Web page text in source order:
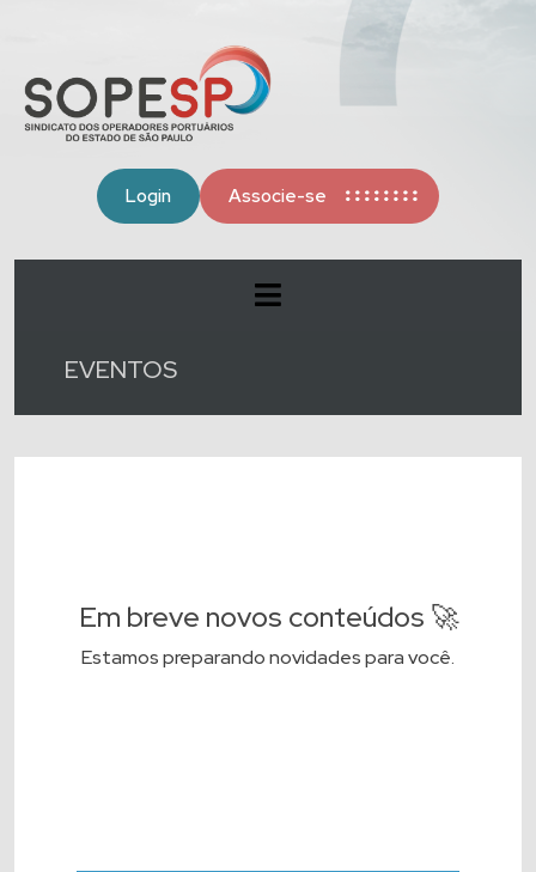
Login Associe-se
EVENTOS
Em breve novos conteúdos 🚀
Estamos preparando novidades para você.